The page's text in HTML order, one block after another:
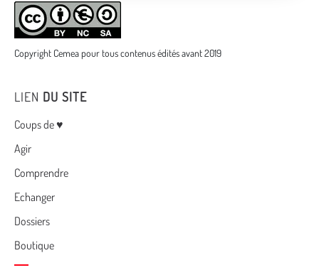
Copyright Cemea pour tous contenus édités avant 2019
LIEN DU SITE
Menu
Coups de ♥
Agir
Comprendre
Echanger
Dossiers
Boutique